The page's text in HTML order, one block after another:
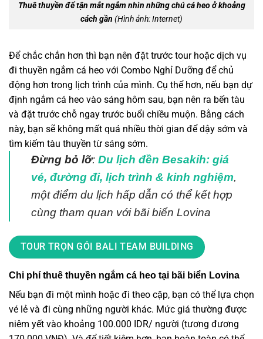
Thuê thuyền để tận mắt ngắm nhìn những chú cá heo ở khoảng
cách gần (Hình ảnh: Internet)
Để chắc chắn hơn thì bạn nên đặt trước tour hoặc dịch vụ
đi thuyền ngắm cá heo với Combo Nghỉ Dưỡng để chủ
động hơn trong lịch trình của mình. Cụ thể hơn, nếu bạn dự
định ngắm cá heo vào sáng hôm sau, bạn nên ra bến tàu
và đặt trước chỗ ngay trước buổi chiều muộn. Bằng cách
này, bạn sẽ không mất quá nhiều thời gian để dậy sớm và
tìm kiếm tàu thuyền từ sáng sớm.
Đừng bỏ lỡ: Du lịch đền Besakih: giá
vé, đường đi, lịch trình & kinh nghiệm,
một điểm du lịch hấp dẫn có thể kết hợp
cùng tham quan với bãi biển Lovina
TOUR TRỌN GÓI BALI TEAM BUILDING
Chi phí thuê thuyền ngắm cá heo tại bãi biển Lovina
Nếu bạn đi một mình hoặc đi theo cặp, bạn có thể lựa chọn
vé lẻ và đi cùng những người khác. Mức giá thường được
niêm yết vào khoảng 100.000 IDR/ người (tương đương